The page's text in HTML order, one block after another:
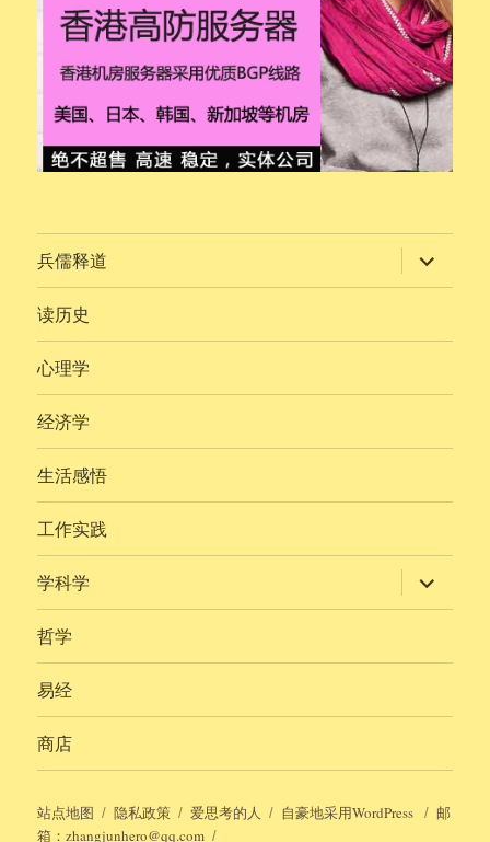
兵儒释道 展
开
子
读历史
心理学
经济学
生活感悟
工作实践
学科学 展
开
子
哲学
易经
商店
站点地图 隐私政策 爱思考的人 自豪地采用WordPress
邮
箱：zhangjunhero@qq.com